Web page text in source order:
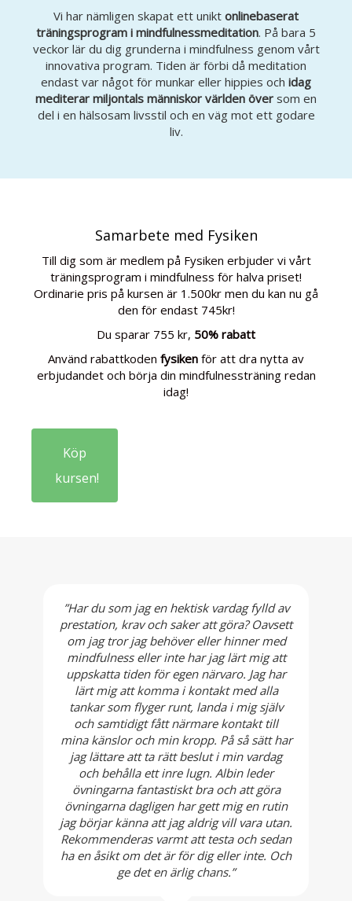
Vi har nämligen skapat ett unikt onlinebaserat
träningsprogram i mindfulnessmeditation. På bara 5
veckor lär du dig grunderna i mindfulness genom vårt
innovativa program. Tiden är förbi då meditation
endast var något för munkar eller hippies och idag
mediterar miljontals människor världen över som en
del i en hälsosam livsstil och en väg mot ett godare
liv.
Samarbete med Fysiken
Till dig som är medlem på Fysiken erbjuder vi vårt
träningsprogram i mindfulness för halva priset!
Ordinarie pris på kursen är 1.500kr men du kan nu gå
den för endast 745kr!
Du sparar 755 kr, 50% rabatt
Använd rabattkoden fysiken för att dra nytta av
erbjudandet och börja din mindfulnessträning redan
idag!
Köp
kursen!
”Har du som jag en hektisk vardag fylld av
prestation, krav och saker att göra? Oavsett
om jag tror jag behöver eller hinner med
mindfulness eller inte har jag lärt mig att
uppskatta tiden för egen närvaro. Jag har
lärt mig att komma i kontakt med alla
tankar som flyger runt, landa i mig själv
och samtidigt fått närmare kontakt till
mina känslor och min kropp. På så sätt har
jag lättare att ta rätt beslut i min vardag
och behålla ett inre lugn. Albin leder
övningarna fantastiskt bra och att göra
övningarna dagligen har gett mig en rutin
jag börjar känna att jag aldrig vill vara utan.
Rekommenderas varmt att testa och sedan
ha en åsikt om det är för dig eller inte. Och
ge det en ärlig chans.”